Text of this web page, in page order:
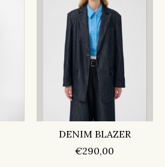
DENIM BLAZER
€290,00